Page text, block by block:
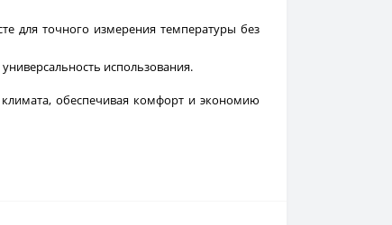
для точного измерения температуры без
использования.
обеспечивая комфорт и экономию